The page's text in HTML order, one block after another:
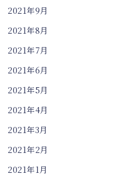
2021年9月
2021年8月
2021年7月
2021年6月
2021年5月
2021年4月
2021年3月
2021年2月
2021年1月